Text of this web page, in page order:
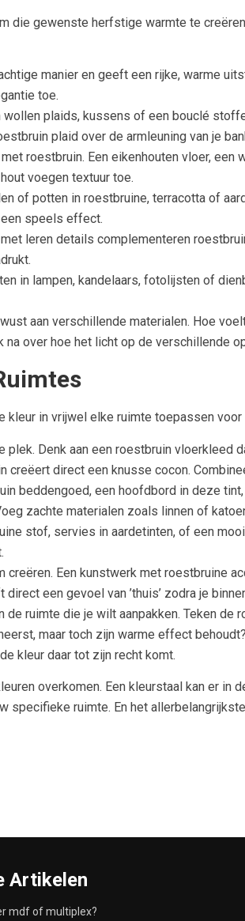
die gewenste herfstige warmte te
manier en geeft een rijke, warme
toe.
plaids, kussens of een bouclé
plaid over de armleuning van je
roestbruin. Een eikenhouten vloer,
voegen textuur toe.
of potten in roestbruine, terracotta of
speels effect.
leren details complementeren
in lampen, kandelaars, fotolijsten of
aan verschillende materialen. Hoe
over hoe het licht op de verschillende
kleur in vrijwel elke ruimte toepassen
Denk aan een roestbruin vloerkleed
creëert direct een knusse cocon.
beddengoed, een hoofdbord in deze
zachte materialen zoals linnen of
stof, servies in aardetinten, of een
Een kunstwerk met roestbruine
een gevoel van ’thuis’ zodra je
ruimte die je wilt aanpakken. Teken de
maar toch zijn warme effect
kleur daar tot zijn recht komt.
overkomen. Een kleurstaal kan er in
specifieke ruimte. En het
Artikelen
mdf of multiplex?